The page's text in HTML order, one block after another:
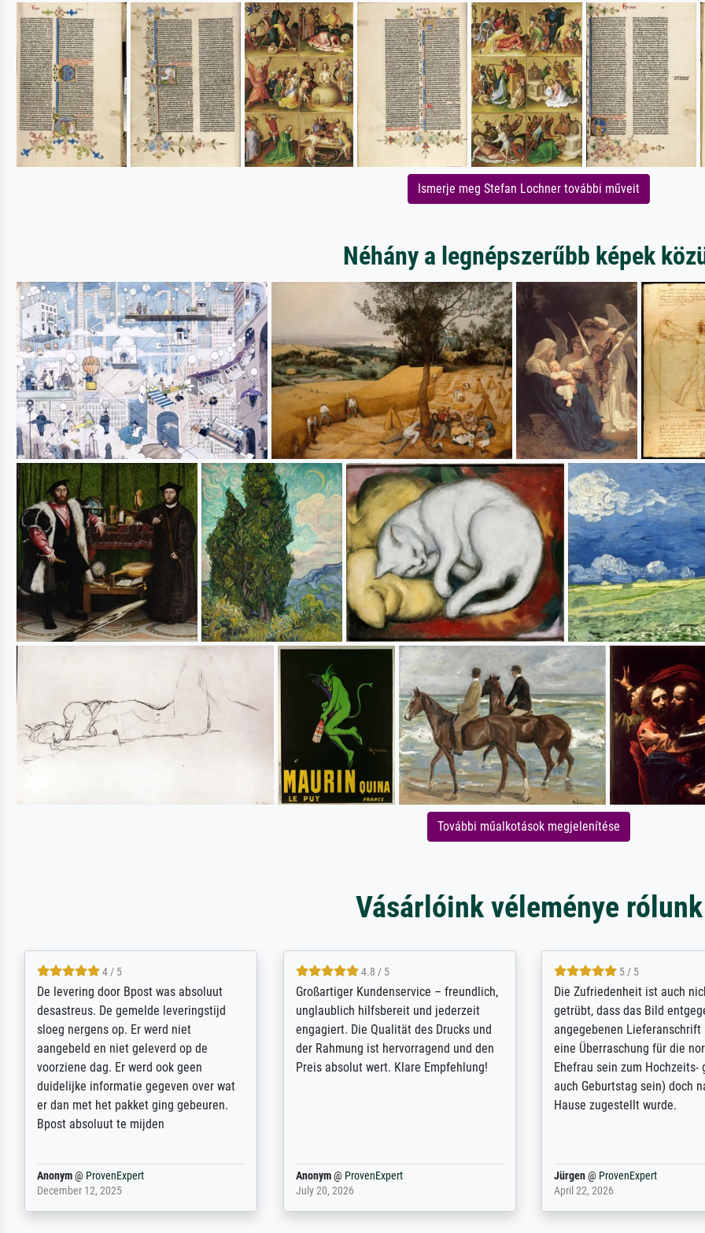
Ismerje meg Stefan Lochner további műveit
Néhány a legnépszerűbb képek
További műalkotások megjelenítése
Vásárlóink véleménye rólunk
5 / 5
Sehr gute Qualität des Leinwanddrucks
und des Rahmens! Unser Bild wurde
sehr sorgfältig und sicher verpackt, so
dass es unbeschadet bei uns ankam. Es
wird nicht unser letzter Meisterdruck
sein. Vielen Dank!
Reinhold,@ProvenExpert
April 22, 2026
5 / 5
Für ein Erinnerungsbuch mit der
Feldpost meines Großvaters aus dem 1.
Weltkrieg benötigte ich ein
ausdrucksvolles Bild. Das habe ich bei
Ihnen gefunden. Bei der Auswahl der
weiter. Vielen ...
Margot@ProvenExpert
February 20, 2026
4.8 / 5
Hervorragende Qualität.
vieles anpassen lassen, wie
Randentfernung, Farbe,
Kontrast und Weiteres. Sehr
Kontaktperson per Mail. Das
Kunstdruck) wurde sehr gut
sehr starke Papprolle mit
Anonym@ProvenExpert
August 12, 2025